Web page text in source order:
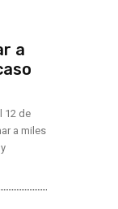
a
12 de
a miles